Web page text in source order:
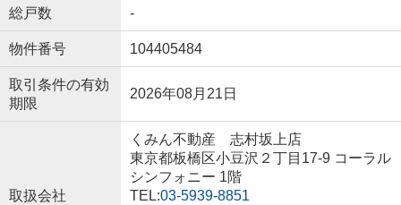
総戸数 -
物件番号 104405484
取引条件の有効
期限
2026年08月21日
取扱会社
くみん不動産 志村坂上店
東京都板橋区小豆沢２丁目17-9 コーラル
シンフォニー 1階
TEL:03-5939-8851